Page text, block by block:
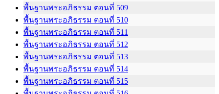
พื้นฐานพระอภิธรรม ตอนที่ 509
พื้นฐานพระอภิธรรม ตอนที่ 510
พื้นฐานพระอภิธรรม ตอนที่ 511
พื้นฐานพระอภิธรรม ตอนที่ 512
พื้นฐานพระอภิธรรม ตอนที่ 513
พื้นฐานพระอภิธรรม ตอนที่ 514
พื้นฐานพระอภิธรรม ตอนที่ 515